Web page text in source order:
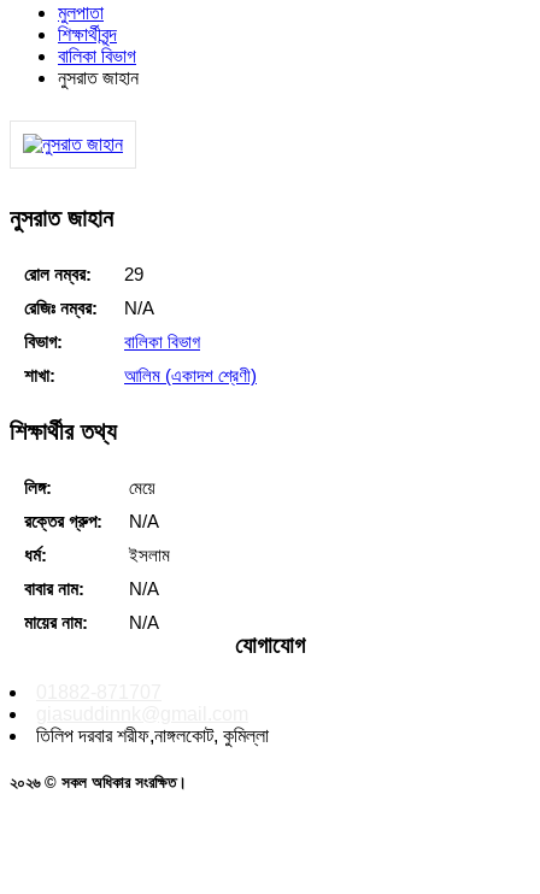
মুলপাতা
শিক্ষার্থীবৃন্দ
বালিকা বিভাগ
নুসরাত জাহান
নুসরাত জাহান
রোল নম্বর:
29
রেজিঃ নম্বর:
N/A
বিভাগ:
বালিকা বিভাগ
শাখা:
আলিম (একাদশ শ্রেণী)
শিক্ষার্থীর তথ্য
লিঙ্গ:
মেয়ে
রক্তের গ্রুপ:
N/A
ধর্ম:
ইসলাম
বাবার নাম:
N/A
মায়ের নাম:
N/A
যোগাযোগ
তিলিপ দরবার শরীফ,নাঙ্গলকোট, কুমিল্লা
২০২৬ © সকল অধিকার সংরক্ষিত।